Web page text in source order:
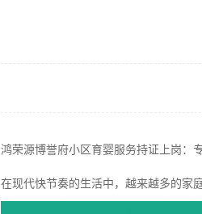
鸿荣源博誉府小区育婴服务持证上岗：
在现代快节奏的生活中，越来越多的家